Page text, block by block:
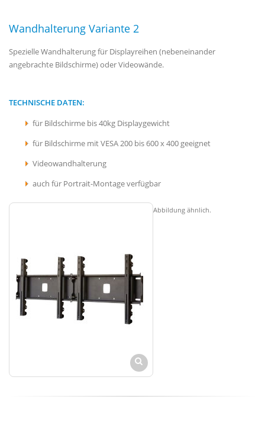
Wandhalterung Variante 2
Spezielle Wandhalterung für Displayreihen (nebeneinander
angebrachte Bildschirme) oder Videowände.
TECHNISCHE DATEN:
für Bildschirme bis 40kg Displaygewicht
für Bildschirme mit VESA 200 bis 600 x 400 geeignet
Videowandhalterung
auch für Portrait-Montage verfügbar
Abbildung ähnlich.